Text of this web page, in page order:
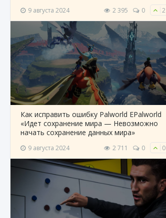
9 августа 2024 2 395 0 2
Как исправить ошибку Palworld EPalworld
«Идет сохранение мира — Невозможно
начать сохранение данных мира»
9 августа 2024 2 711 0 0